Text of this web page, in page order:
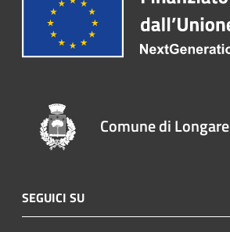
Comune di Longare
SEGUICI SU